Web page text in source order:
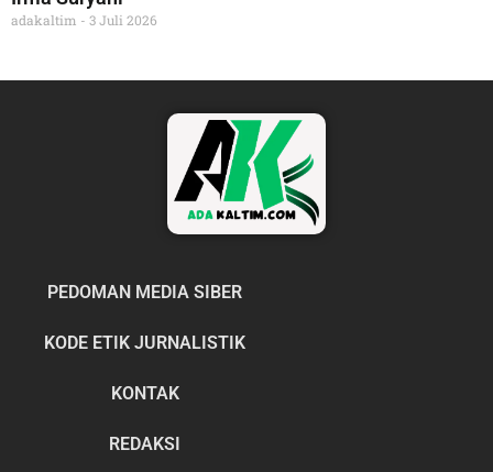
adakaltim 3 Juli 2026
PEDOMAN MEDIA SIBER
KODE ETIK JURNALISTIK
KONTAK
REDAKSI